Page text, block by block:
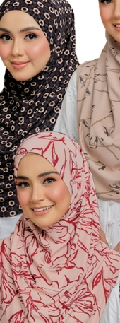
Dayyan |
Islam
Hakim,
Dayyan'